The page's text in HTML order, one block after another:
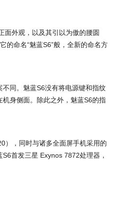
面外观，以及其引以为傲的腰圆
的命名“魅蓝S6”般，全新的命名方
同。魅蓝S6没有将电源键和指纹
身侧面。除此之外，魅蓝S6的指
），同时与诸多全面屏手机采用的
首发三星 Exynos 7872处理器，